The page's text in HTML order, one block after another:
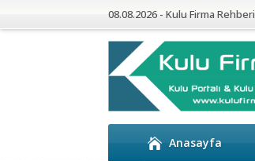
08.08.2026 - Kulu Firma Rehberi
Anasayfa